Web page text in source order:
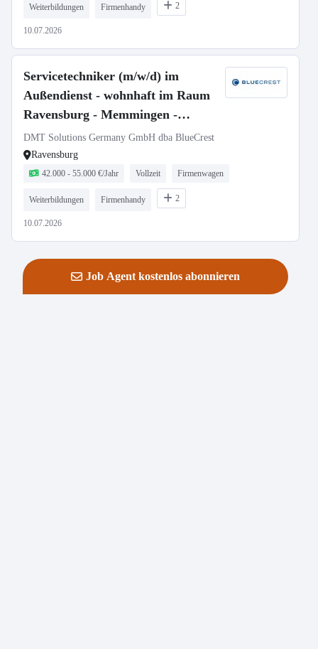
Weiterbildungen Firmenhandy 2
10.07.2026
Servicetechniker (m/w/d) im
Außendienst - wohnhaft im Raum
Ravensburg - Memmingen -
Kempten (Allgäu)
DMT Solutions Germany GmbH dba BlueCrest
Ravensburg
42.000 - 55.000 €/Jahr Vollzeit Firmenwagen
Weiterbildungen Firmenhandy 2
10.07.2026
Job Agent kostenlos abonnieren